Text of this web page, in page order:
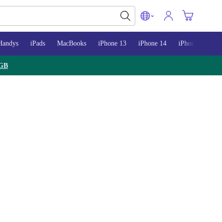
iPads MacBooks iPhone 13 iPhone 14 iPhone 15